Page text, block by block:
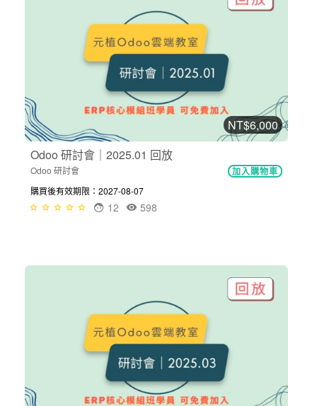
NT$6,000
Odoo 研討會｜2025.01 回放
Odoo 研討會 加入購物車
購買後有效期限：2027-08-07
598
12